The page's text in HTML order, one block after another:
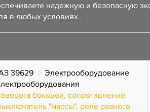
надежную и безопасную
в любых условиях.
39629
Электрооборудование
боковой, сопротивление
"массы", реле разного